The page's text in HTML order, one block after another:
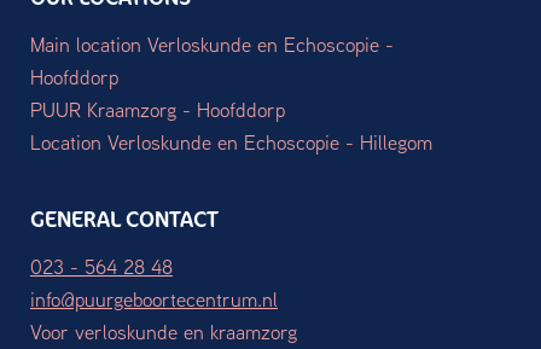
Main location Verloskunde en Echoscopie -
Hoofddorp
PUUR Kraamzorg - Hoofddorp
Location Verloskunde en Echoscopie - Hillegom
GENERAL CONTACT
023 - 564 28 48
info@puurgeboortecentrum.nl
Voor verloskunde en kraamzorg